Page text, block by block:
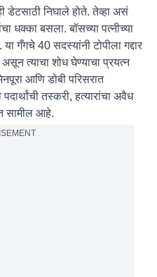
डेटसाठी निघाले होते. तेव्हा असं
धक्का बसला. बॉसच्या पत्नीच्या
गँगचे 40 सदस्यांनी टोपीला गद्दार
त्याचा शोध घेण्याचा प्रयत्न
आणि डोबी परिसरात
तस्करी, हत्यारांचा अवैध
सामील आहे.